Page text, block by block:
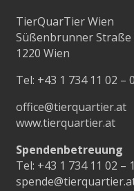
TierQuarTier Wien
Süßenbrunner Straße
1220 Wien
Tel: +43 1 734 11 02 – 0
office@tierquartier.at
www.tierquartier.at
Spendenbetreuung
Tel: +43 1 734 11 02 –